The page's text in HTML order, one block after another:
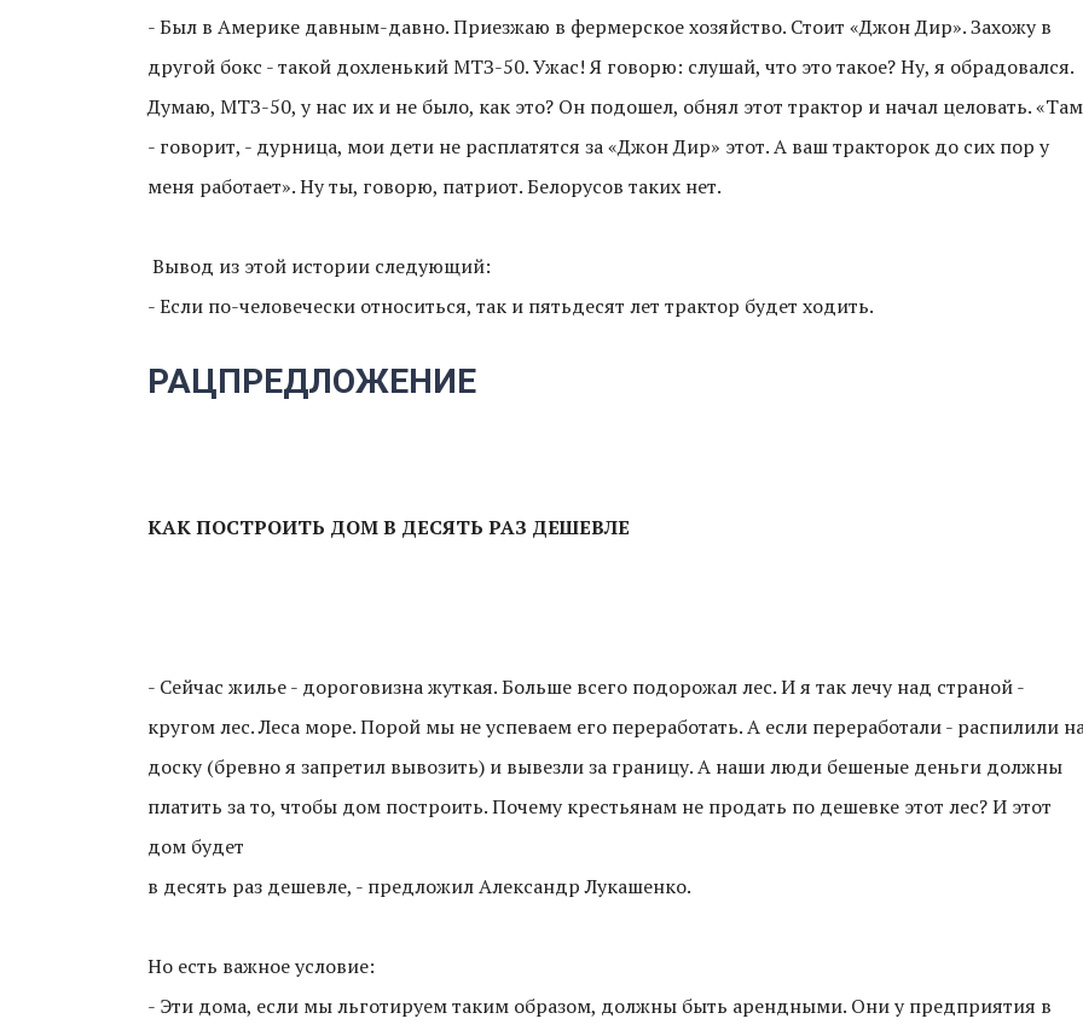
- Был в Америке давным-давно. Приезжаю в фермерское хозяйство. Стоит «Джон Дир». Захожу в
другой бокс - такой дохленький МТЗ-50. Ужас! Я говорю: слушай, что это такое? Ну, я обрадовался.
Думаю, МТЗ-50, у нас их и не было, как это? Он подошел, обнял этот трактор и начал целовать.
- говорит, - дурница, мои дети не расплатятся за «Джон Дир» этот. А ваш тракторок до сих пор у
меня работает». Ну ты, говорю, патриот. Белорусов таких нет.
Вывод из этой истории следующий:
- Если по-человечески относиться, так и пятьдесят лет трактор будет ходить.
РАЦПРЕДЛОЖЕНИЕ
КАК ПОСТРОИТЬ ДОМВ ДЕСЯТЬ РАЗ ДЕШЕВЛЕ
- Сейчас жилье - дороговизна жуткая. Больше всего подорожал лес. И я так лечу над страной -
кругом лес. Леса море. Порой мы не успеваем его переработать. А если переработали - распилили
доску (бревно я запретил вывозить) и вывезли за границу. А наши люди бешеные деньги должны
платить за то, чтобы дом построить. Почему крестьянам не продать по дешевке этот лес? И этот
дом будет
в десять раз дешевле, - предложил Александр Лукашенко.
Но есть важное условие:
- Эти дома, если мы льготируем таким образом, должны быть арендными. Они у предприятия в